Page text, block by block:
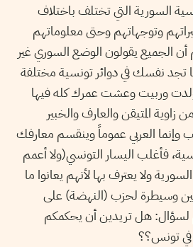
السورية التي تختلف باختلاف
وتوجهاتهم وحتى معلوماتهم
الجميع يقولون الوضع السوري غير
تجد نفسك في دوائر تونسية مختلفة
وربيت وعشت عمرك كله فيها
المتيقن والعارف والخبير
العربي عموماً وينقسم معارفك
فأغلب اليسار التونسي(ولا أعمم
ولا يعترف بها لأنهم يعانوا ما
وسيطرة لحزب (النهضة) على
لسؤال: هل تريدين أن يحكمكم
في تونس؟؟